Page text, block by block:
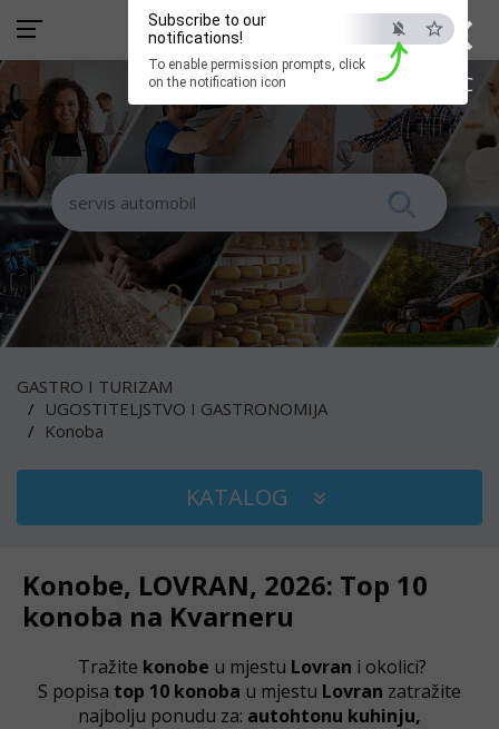
×
ESC
Subscribe to our
notifications!
To enable permission prompts, click
on the notification icon
GASTRO I TURIZAM
UGOSTITELJSTVO I GASTRONOMIJA
Konoba
KATALOG
Konobe, LOVRAN, 2026: Top 10
konoba na Kvarneru
Tražite konobe u mjestu Lovran i okolici?
S popisa top 10 konoba u mjestu Lovran zatražite
najbolju ponudu za: autohtonu kuhinju,